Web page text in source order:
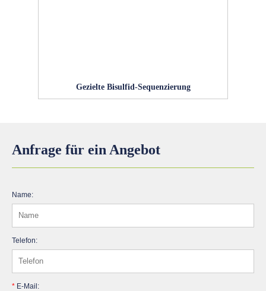
Gezielte Bisulfid-Sequenzierung
Anfrage für ein Angebot
Name:
Telefon:
* E-Mail: